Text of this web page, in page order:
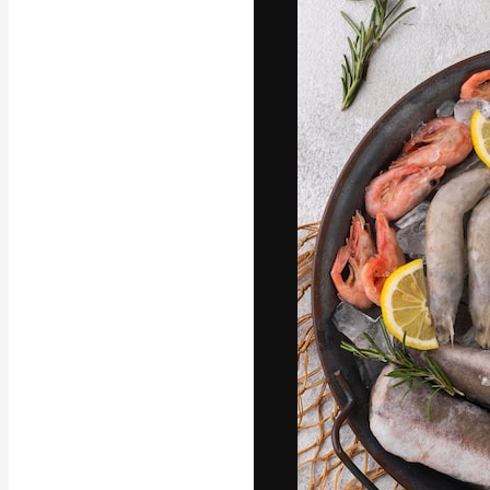
La plataforma
trabajo. Más
entre
estudios.
Español
Copyright ©